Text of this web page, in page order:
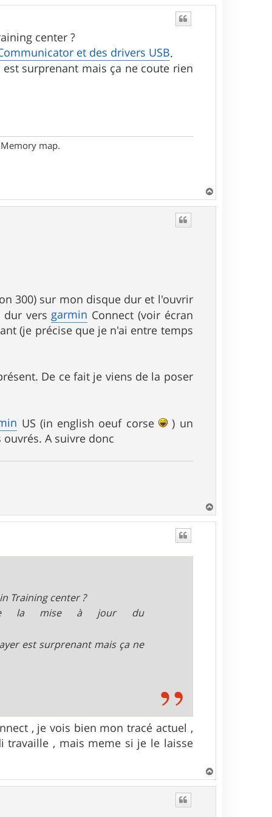
center ?
et des drivers USB.
surprenant mais ça ne coute rien
map.
a
300) sur mon disque dur et l'ouvrir
dur versgarmin Connect (voir écran
(je précise que je n'ai entre temps
De ce fait je viens de la poser
US (in english oeuf corse
) un
A suivre donc
a
u
Training center ?
la mise à jour du
est surprenant mais ça ne
, je vois bien mon tracé actuel ,
, mais meme si je le laisse
a